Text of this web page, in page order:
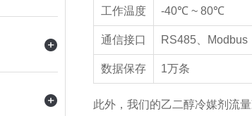
工作温度 -40℃ ~ 80℃
通信接口 RS485、Modbus
数据保存 1万条
此外，我们的乙二醇冷媒剂流